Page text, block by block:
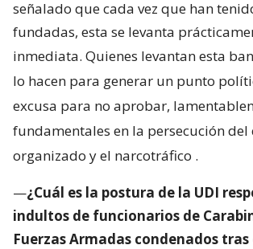
señalado que cada vez que han
fundadas, esta se levanta
inmediata. Quienes levantan esta
lo hacen para generar un punto
excusa para no aprobar,
fundamentales en la persecución del
organizado y el narcotráfico .
—¿Cuál es la postura de la UDI
indultos de funcionarios de
Fuerzas Armadas condenados